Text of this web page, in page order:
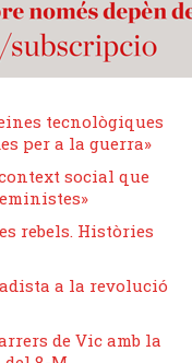
tecnològiques
per a la guerra»
social que
rebels. Històries
a la revolució
de Vic amb la